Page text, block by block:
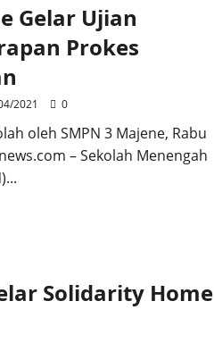
Gelar Ujian
Prokes
2021 0
oleh SMPN 3 Majene, Rabu
– Sekolah Menengah
Solidarity Home